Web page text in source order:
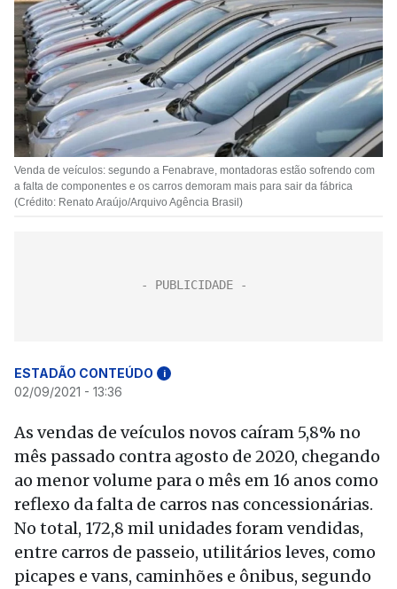
Venda de veículos: segundo a Fenabrave, montadoras estão sofrendo com
a falta de componentes e os carros demoram mais para sair da fábrica
(Crédito: Renato Araújo/Arquivo Agência Brasil)
ESTADÃO CONTEÚDO i
02/09/2021 - 13:36
As vendas de veículos novos caíram 5,8% no
mês passado contra agosto de 2020, chegando
ao menor volume para o mês em 16 anos como
reflexo da falta de carros nas concessionárias.
No total, 172,8 mil unidades foram vendidas,
entre carros de passeio, utilitários leves, como
picapes e vans, caminhões e ônibus, segundo